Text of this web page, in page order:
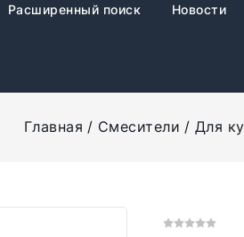
Расширенный поиск Новости
Главная Смесители Для